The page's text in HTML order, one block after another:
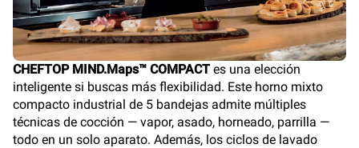
CHEFTOP MIND.Maps™ COMPACT es una elección
inteligente si buscas más flexibilidad. Este horno mixto
compacto industrial de 5 bandejas admite múltiples
técnicas de cocción — vapor, asado, horneado, parrilla —
todo en un solo aparato. Además, los ciclos de lavado